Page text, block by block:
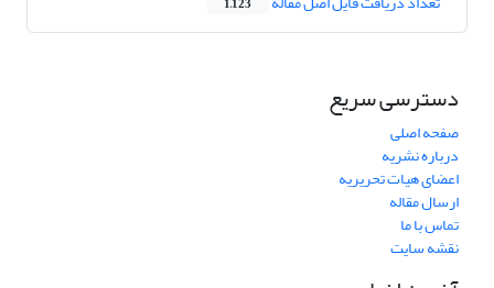
1,123
دسترسی سریع
صفحه اصلی
درباره نشریه
اعضای هیات تحریریه
ارسال مقاله
تماس با ما
نقشه سایت